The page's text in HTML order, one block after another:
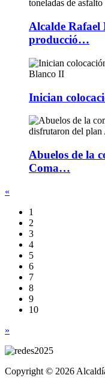
Alcalde Rafael
producció…
Inician
Abuelos de la
Coma…
«
1
2
3
4
5
6
7
8
9
10
»
Copyright © 2026